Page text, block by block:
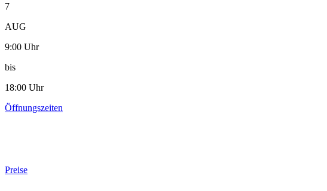
7
AUG
9:00 Uhr
bis
18:00 Uhr
Öffnungszeiten
Preise